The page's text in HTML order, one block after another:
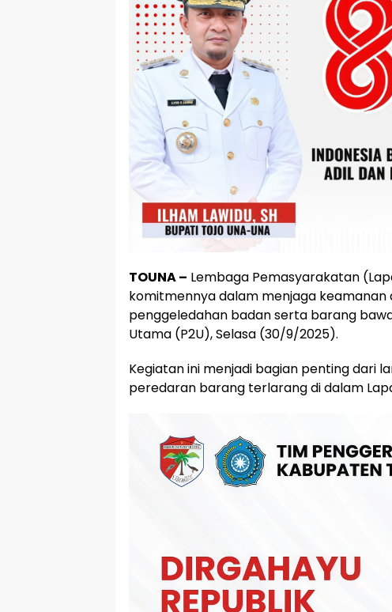
TOUNA – Lembaga Pemasyarakatan
komitmennya dalam menjaga
penggeledahan badan serta barang
Utama (P2U), Selasa (30/9/2025).
Kegiatan ini menjadi bagian penting dari
peredaran barang terlarang di dalam